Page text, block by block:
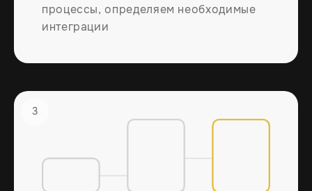
процессы, определяем необходимые
интеграции
3